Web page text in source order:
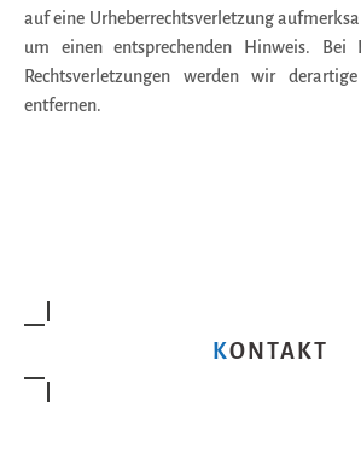
auf eine Urheberrechtsverletzung
um einen entsprechenden Hinweis. Bei
Rechtsverletzungen werden wir
entfernen.
KONTAKT